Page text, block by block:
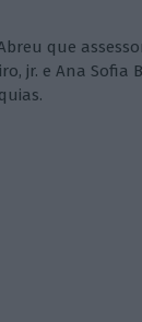
que
jr. e Ana